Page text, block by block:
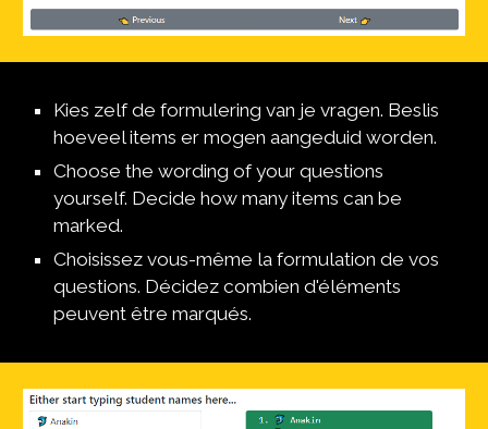
Kies zelf de formulering van je vragen. Beslis
hoeveel items er mogen aangeduid worden.
Choose the wording of your questions
yourself. Decide how many items can be
marked.
Choisissez vous-même la formulation de vos
questions. Décidez combien d'éléments
peuvent être marqués.